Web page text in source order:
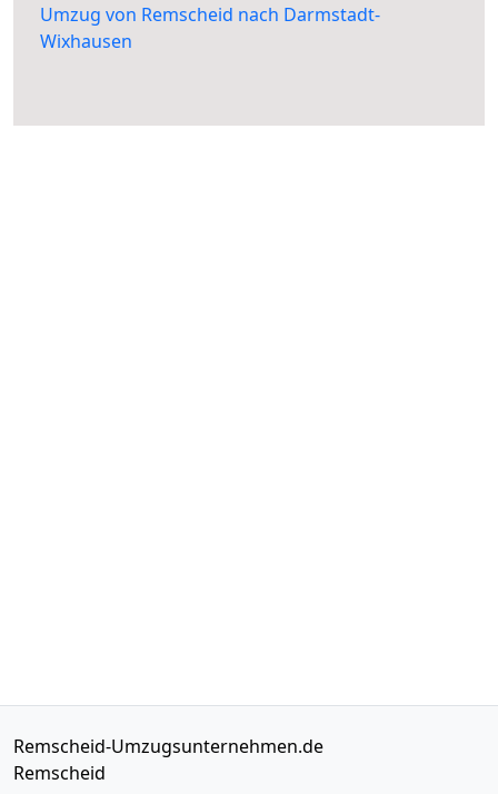
Umzug von Remscheid nach Darmstadt-
Wixhausen
Remscheid-Umzugsunternehmen.de
Remscheid